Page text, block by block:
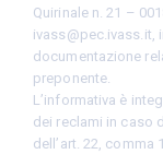
Quirinale n. 21 –
ivass@pec.ivass.it,
documentazione
preponente.
L’informativa è
dei reclami in caso
dell’art. 22, comma